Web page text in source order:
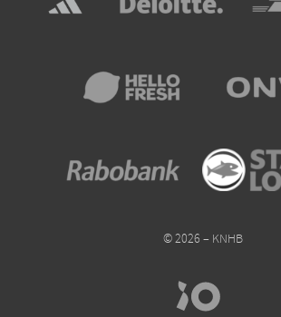
© 2026 – KNHB